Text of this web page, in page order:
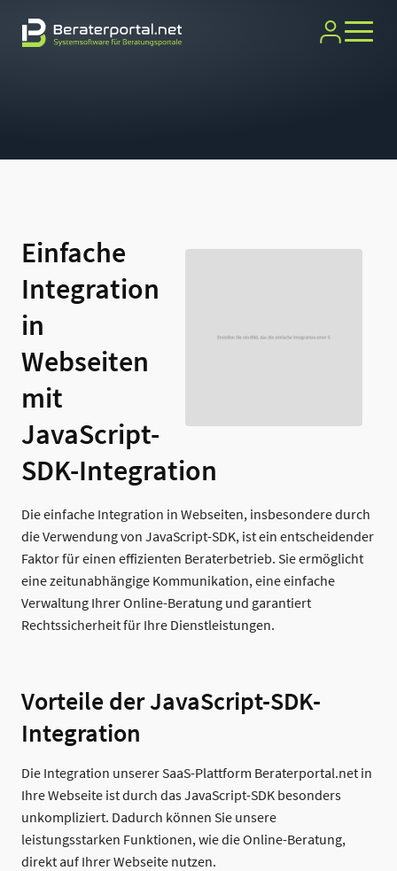
Einfache
Integration
in
Webseiten
mit
JavaScript-
SDK-Integration
Die einfache Integration in Webseiten, insbesondere durch
die Verwendung von JavaScript-SDK, ist ein entscheidender
Faktor für einen effizienten Beraterbetrieb. Sie ermöglicht
eine zeitunabhängige Kommunikation, eine einfache
Verwaltung Ihrer Online-Beratung und garantiert
Rechtssicherheit für Ihre Dienstleistungen.
Vorteile der JavaScript-SDK-
Integration
Die Integration unserer SaaS-Plattform Beraterportal.net in
Ihre Webseite ist durch das JavaScript-SDK besonders
unkompliziert. Dadurch können Sie unsere
leistungsstarken Funktionen, wie die Online-Beratung,
direkt auf Ihrer Webseite nutzen.